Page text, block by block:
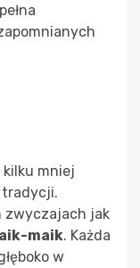
mniej
tradycji.
zwyczajach jak
maik. Każda
w